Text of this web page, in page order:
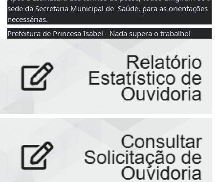
sede da Secretaria Municipal de  Saúde, para as orientações
necessárias.
Prefeitura de Princesa Isabel - Nada supera o trabalho!